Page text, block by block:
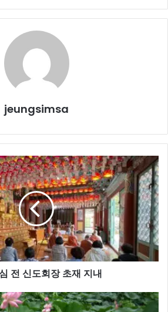
jeungsimsa
전 신도회장 초재 지내